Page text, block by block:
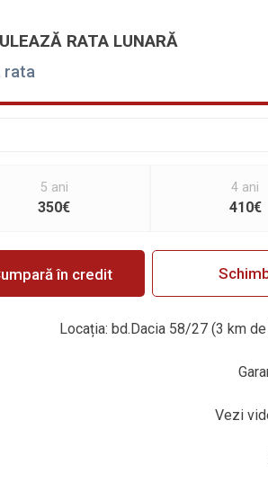
RATA LUNARĂ
rata
5 ani
350€
4 ani
410€
în credit
Locația: bd.Dacia 58/27 (3 km
Vezi